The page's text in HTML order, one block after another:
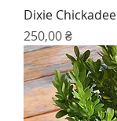
Dixie Chickadee
Цена
250,00 ₴